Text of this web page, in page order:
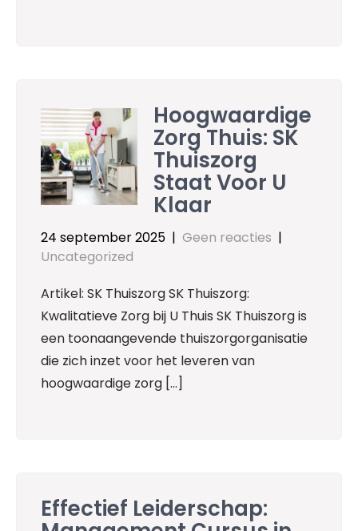
Hoogwaardige
Zorg Thuis: SK
Thuiszorg
Staat Voor U
Klaar
24 september 2025 | Geen reacties |
Uncategorized
Artikel: SK Thuiszorg SK Thuiszorg:
Kwalitatieve Zorg bij U Thuis SK Thuiszorg is
een toonaangevende thuiszorgorganisatie
die zich inzet voor het leveren van
hoogwaardige zorg […]
Effectief Leiderschap: